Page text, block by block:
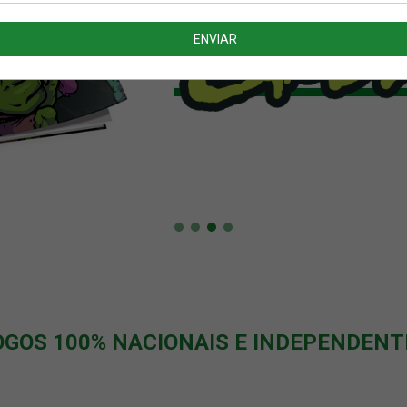
100% NACIONAIS E